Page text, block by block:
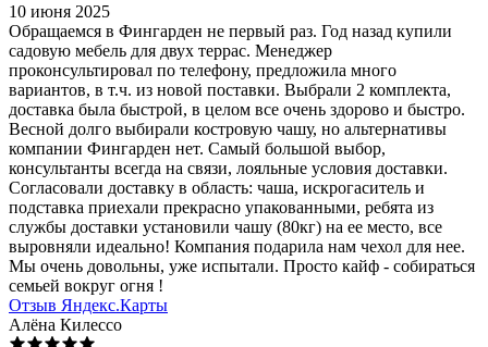
10 июня 2025
Обращаемся в Фингарден не первый раз. Год назад купили
садовую мебель для двух террас. Менеджер
проконсультировал по телефону, предложила много
вариантов, в т.ч. из новой поставки. Выбрали 2 комплекта,
доставка была быстрой, в целом все очень здорово и быстро.
Весной долго выбирали костровую чашу, но альтернативы
компании Фингарден нет. Самый большой выбор,
консультанты всегда на связи, лояльные условия доставки.
Согласовали доставку в область: чаша, искрогаситель и
подставка приехали прекрасно упакованными, ребята из
службы доставки установили чашу (80кг) на ее место, все
выровняли идеально! Компания подарила нам чехол для нее.
Мы очень довольны, уже испытали. Просто кайф - собираться
семьей вокруг огня !
Отзыв Яндекс.Карты
Алёна Килессо